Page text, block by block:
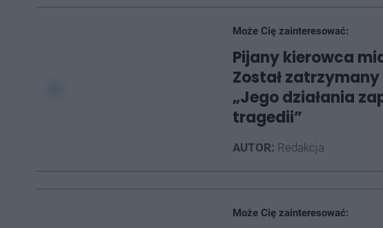
Może Cię zainteresować:
Pijany kierowca
Został
„Jego działania
tragedii”
AUTOR: Redakcja
Może Cię zainteresować: